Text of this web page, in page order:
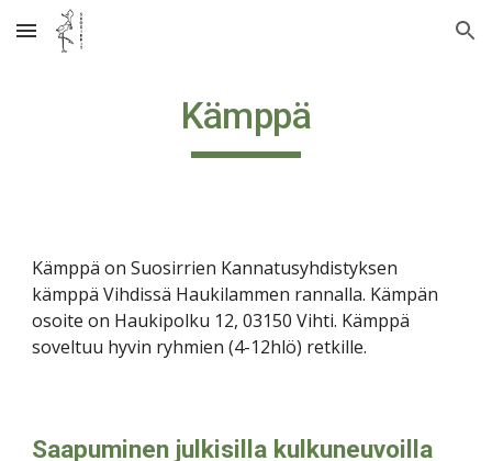
Skip to main content Skip to navigation
Kämppä
Kämppä on Suosirrien Kannatusyhdistyksen
kämppä Vihdissä Haukilammen rannalla. Kämpän
osoite on Haukipolku 12, 03150 Vihti. Kämppä
soveltuu hyvin ryhmien (4-12hlö) retkille.
Saapuminen julkisilla kulkuneuvoilla